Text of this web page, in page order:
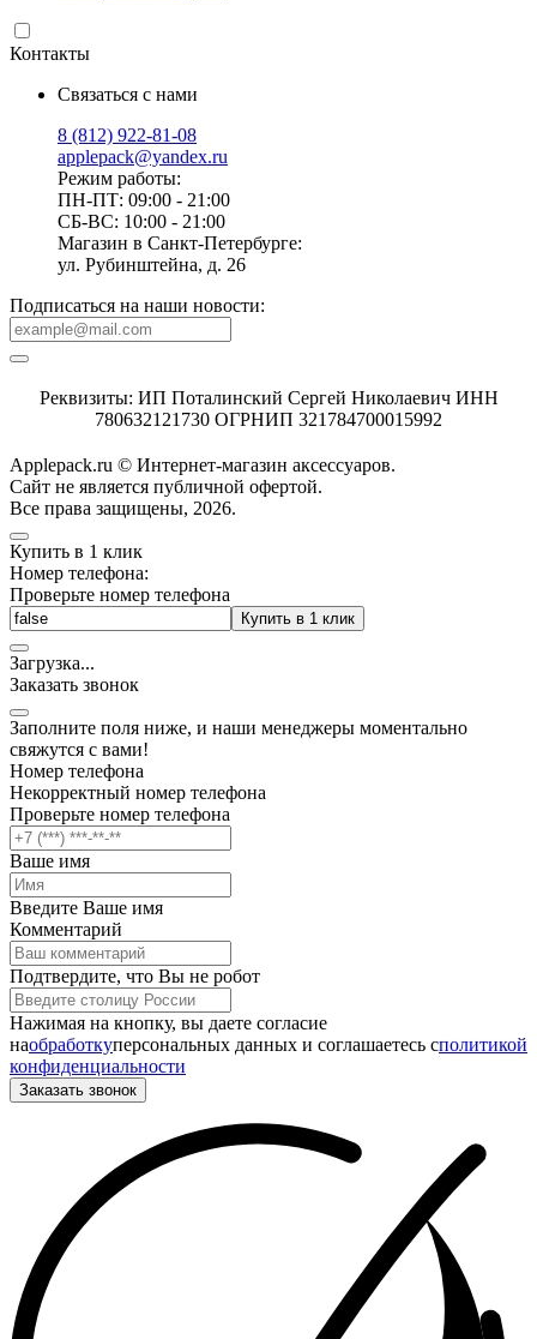
Контакты
Связаться с нами
8 (812) 922-81-08
applepack@yandex.ru
Режим работы:
ПН-ПТ: 09:00 - 21:00
СБ-ВС: 10:00 - 21:00
Магазин в Санкт-Петербурге:
ул. Рубинштейна, д. 26
Подписаться на наши новости:
Реквизиты: ИП Поталинский Сергей Николаевич ИНН
780632121730 ОГРНИП 321784700015992
Applepack.ru © Интернет-магазин аксессуаров.
Cайт не является публичной офертой.
Все права защищены, 2026.
Купить в 1 клик
Номер телефона:
Проверьте номер телефона
Купить в 1 клик
Загрузка...
Заказать звонок
Заполните поля ниже, и наши менеджеры моментально
свяжутся с вами!
Номер телефона
Некорректный номер телефона
Проверьте номер телефона
Ваше имя
Введите Ваше имя
Комментарий
Подтвердите, что Вы не робот
Нажимая на кнопку, вы даете согласие
наобработкуперсональных данных и соглашаетесь cполитикой
конфиденциальности
Заказать звонок